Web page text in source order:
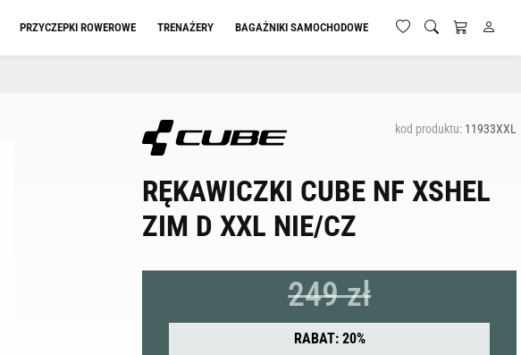
PRZYCZEPKI ROWEROWE TRENAŻERY BAGAŻNIKI SAMOCHODOWE
kod produktu:11933XXL
RĘKAWICZKI CUBE NF XSHEL
ZIM D XXL NIE/CZ
249 zł
RABAT: 20%